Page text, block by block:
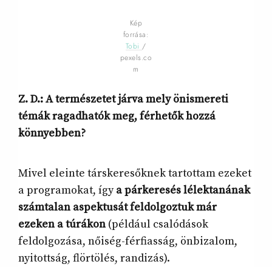
Kép
forrása:
Tobi /
pexels.co
m
Z. D.: A természetet járva mely önismereti
témák ragadhatók meg, férhetők hozzá
könnyebben?
Mivel eleinte társkeresőknek tartottam ezeket
a programokat, ígya párkeresés lélektanának
számtalan aspektusát feldolgoztuk már
ezeken a túrákon (például csalódások
feldolgozása, nőiség-férfiasság, önbizalom,
nyitottság, flörtölés, randizás).